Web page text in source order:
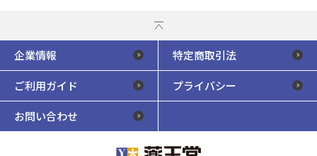
企業情報 特定商取引法
ご利用ガイド プライバシー
お問い合わせ